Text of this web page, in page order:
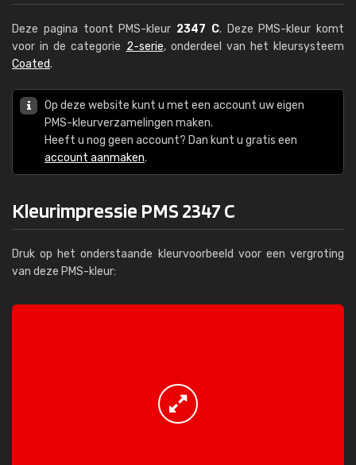
Deze pagina toont PMS-kleur 2347 C. Deze PMS-kleur komt
voor in de categorie 2-serie, onderdeel van het kleursysteem
Coated.
Op deze website kunt u met een account uw eigen
PMS-kleurverzamelingen maken.
Heeft u nog geen account? Dan kunt u gratis een
account aanmaken.
Kleurimpressie PMS 2347 C
Druk op het onderstaande kleurvoorbeeld voor een vergroting
van deze PMS-kleur: